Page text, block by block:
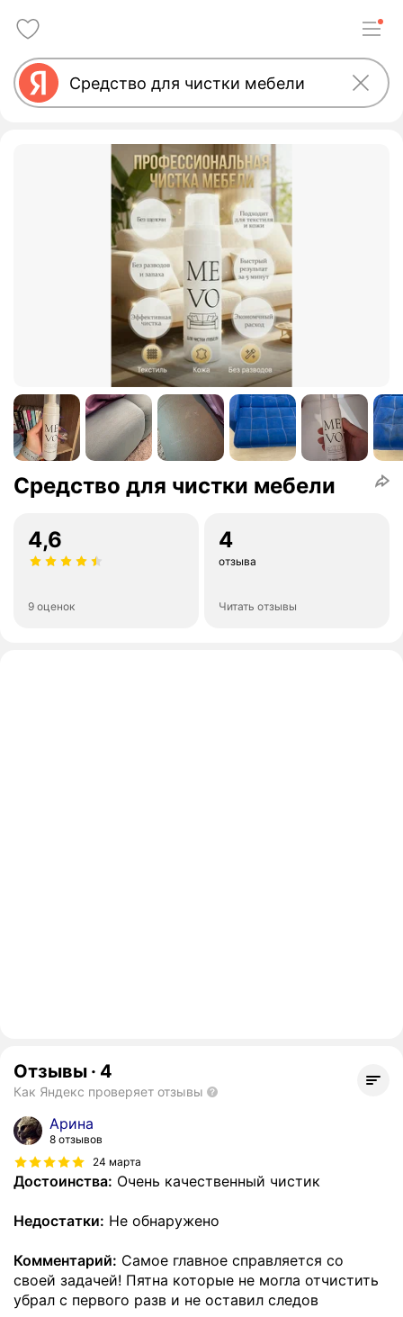
Средство для чистки мебели
4,6
9 оценок
4
отзыва
Читать отзывы
Отзывы · 4
Как Яндекс проверяет отзывы
Арина
8 отзывов
24 марта
Достоинства: Очень качественный чистик
Недостатки: Не обнаружено
Комментарий: Самое главное справляется со
своей задачей! Пятна которые не могла отчистить
убрал с первого разв и не оставил следов